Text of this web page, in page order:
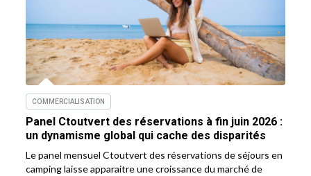
COMMERCIALISATION
Panel Ctoutvert des réservations à fin juin 2026 :
un dynamisme global qui cache des disparités
Le panel mensuel Ctoutvert des réservations de séjours en
camping laisse apparaitre une croissance du marché de